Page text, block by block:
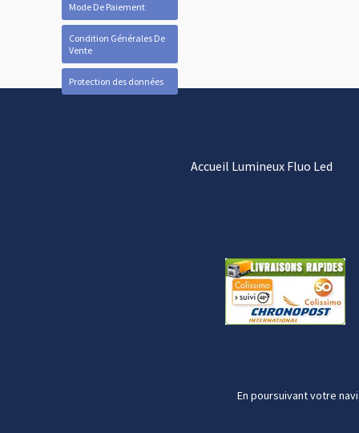
Mode De Paiement
Condition Générales De
Vente
Protection des données
Accueil Lumineux Fluo Led
En poursuivant votre